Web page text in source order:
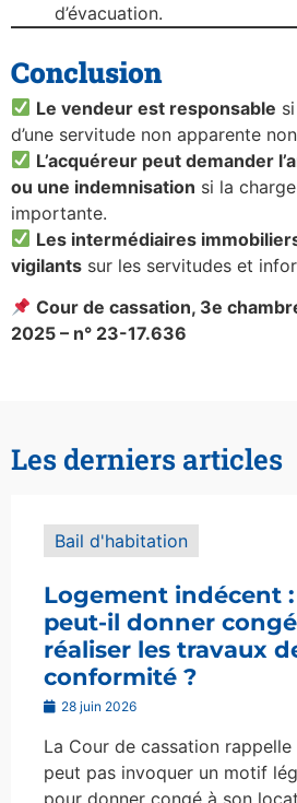
d’évacuation.
Conclusion
Le vendeur est responsable
d’une servitude non apparente
L’acquéreur peut demander
ou une indemnisation si la
importante.
Les intermédiaires
vigilants sur les servitudes et
Cour de cassation, 3e
2025 – n° 23-17.636
Les derniers articles
Bail d'habitation
Logement indécent
peut-il donner
réaliser les travaux
conformité ?
28 juin 2026
La Cour de cassation rappelle
peut pas invoquer un motif